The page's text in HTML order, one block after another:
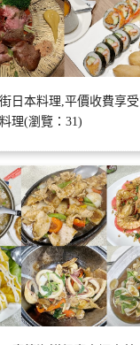
日本料理,平價收費享
理(瀏覽：31)